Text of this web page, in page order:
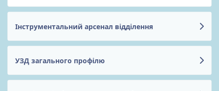
Інструментальний арсенал відділення
УЗД загального профілю